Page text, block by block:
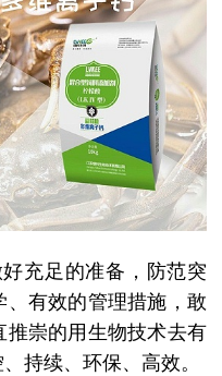
充足的准备，防范突
有效的管理措施，敢
崇的用生物技术去有
持续、环保、高效。